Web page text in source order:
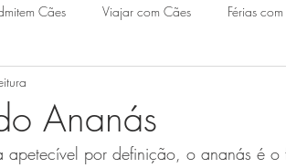
Cães Viajar com Cães Férias
Alentejo
Slow Living Wine Hotel Hotel de
Ananás
por definição, o ananás é o